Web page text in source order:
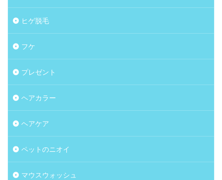
ヒゲ脱毛
フケ
プレゼント
ヘアカラー
ヘアケア
ペットのニオイ
マウスウォッシュ